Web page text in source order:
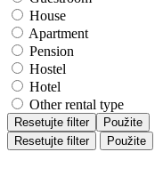
House
Apartment
Pension
Hostel
Hotel
Other rental type
Resetujte filter
Použite
Resetujte filter
Použite